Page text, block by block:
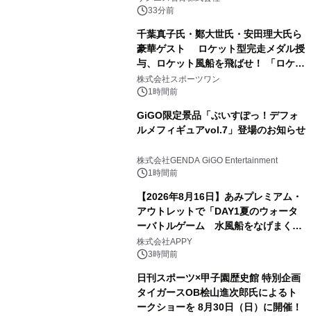
33分前
千葉真子氏・鄭大世氏・安田理大氏ら
豪華ゲスト ロケット型完走メダル授
与、ロケット風船を飛ばせ！ 「ロケッ
トマラソン2026」開催
株式会社スポーツワン
1時間前
GiGO限定景品「ぶいすぽっ！デフォ
ルメフィギュアvol.7」登場のお知らせ
株式会社GENDA GiGO Entertainment
1時間前
【2026年8月16日】あみプレミアム・
アウトレットで「DAY1夏のウォータ
ーバトルゲーム 水風船をなげまくろ
う！」を開催
株式会社APPY
3時間前
日刊スポーツ×甲子園歴史館 特別企画
タイガースOB桧山進次郎氏によるト
ークショーを 8月30日（日）に開催！